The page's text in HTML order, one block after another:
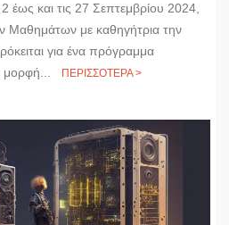
έως και τις 27 Σεπτεμβρίου 2024,
Μαθημάτων με καθηγήτρια την
για ένα πρόγραμμα
μορφή...
ΠΕΡΙΣΣΟΤΕΡΑ >